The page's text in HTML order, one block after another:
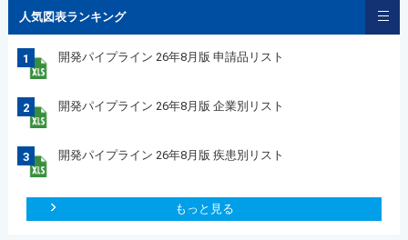
人気図表ランキング
1 開発パイプライン 26年8月版 申請品リスト
2 開発パイプライン 26年8月版 企業別リスト
3 開発パイプライン 26年8月版 疾患別リスト
もっと見る